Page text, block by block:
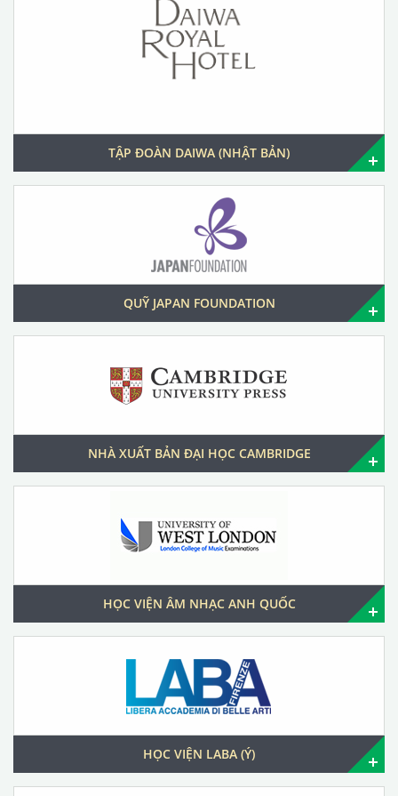
TẬP ĐOÀN DAIWA (NHẬT BẢN)
QUỸ JAPAN FOUNDATION
NHÀ XUẤT BẢN ĐẠI HỌC CAMBRIDGE
HỌC VIỆN ÂM NHẠC ANH QUỐC
HỌC VIỆN LABA (Ý)